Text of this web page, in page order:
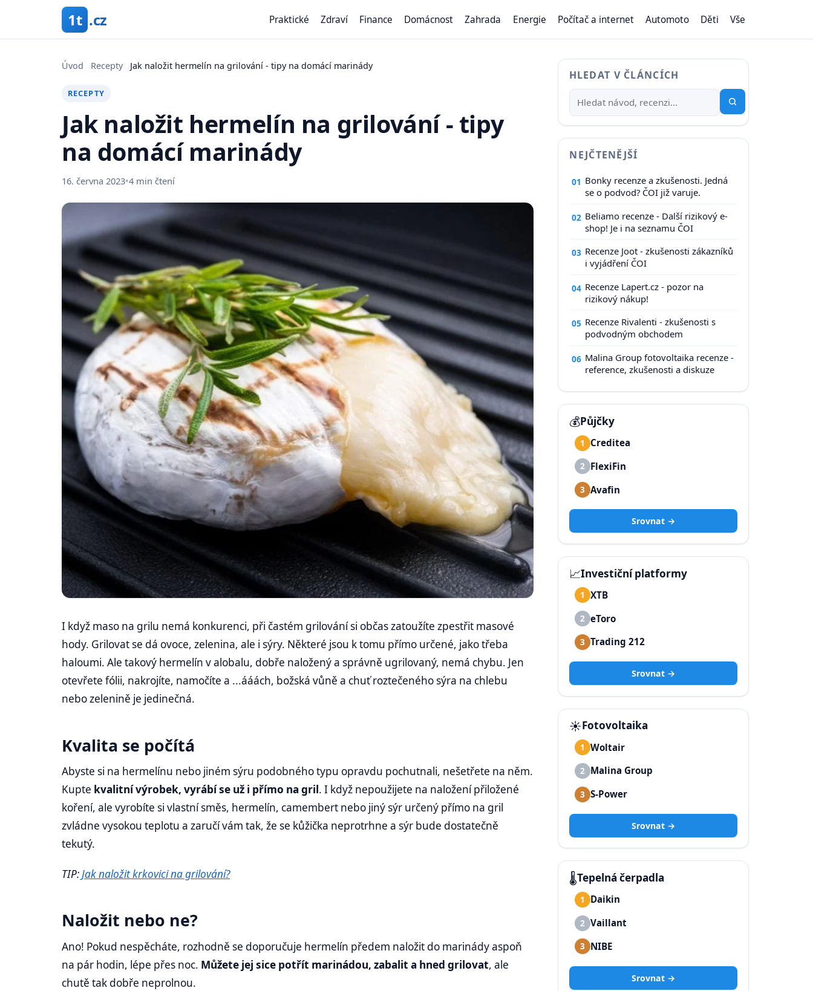
1t .cz Praktické Zdraví Finance Domácnost Zahrada Energie Počítač a internet Automoto Děti Vše
Úvod ›Recepty ›Jak naložit hermelín na grilování - tipy na domácí marinády
RECEPTY
Jak naložit hermelín na grilování - tipy
na domácí marinády
16. června 2023•4 min čtení
I když maso na grilu nemá konkurenci, při častém grilování si občas zatoužíte zpestřit masové
hody. Grilovat se dá ovoce, zelenina, ale i sýry. Některé jsou k tomu přímo určené, jako třeba
haloumi. Ale takový hermelín v alobalu, dobře naložený a správně ugrilovaný, nemá chybu. Jen
otevřete fólii, nakrojíte, namočíte a ...ááách, božská vůně a chuť roztečeného sýra na chlebu
nebo zelenině je jedinečná.
Kvalita se počítá
Abyste si na hermelínu nebo jiném sýru podobného typu opravdu pochutnali, nešetřete na něm.
Kupte kvalitní výrobek, vyrábí se už i přímo na gril. I když nepoužijete na naložení přiložené
koření, ale vyrobíte si vlastní směs, hermelín, camembert nebo jiný sýr určený přímo na gril
zvládne vysokou teplotu a zaručí vám tak, že se kůžička neprotrhne a sýr bude dostatečně
tekutý.
TIP:Jak naložit krkovici na grilování?
Naložit nebo ne?
Ano! Pokud nespěcháte, rozhodně se doporučuje hermelín předem naložit do marinády aspoň
na pár hodin, lépe přes noc. Můžete jej sice potřít marinádou, zabalit a hned grilovat, ale
chutě tak dobře neprolnou.
HLEDAT V ČLÁNCÍCH
NEJČTENĚJŠÍ
01 Bonky recenze a zkušenosti. Jedná
se o podvod? ČOI již varuje.
02 Beliamo recenze - Další rizikový e-
shop! Je i na seznamu ČOI
03 Recenze Joot - zkušenosti zákazníků
i vyjádření ČOI
04 Recenze Lapert.cz - pozor na
rizikový nákup!
05 Recenze Rivalenti - zkušenosti s
podvodným obchodem
06 Malina Group fotovoltaika recenze -
reference, zkušenosti a diskuze
💰Půjčky
1 Creditea
2 FlexiFin
3 Avafin
Srovnat →
📈Investiční platformy
1 XTB
2 eToro
3 Trading 212
Srovnat →
☀️Fotovoltaika
1 Woltair
2 Malina Group
3 S-Power
Srovnat →
🌡️Tepelná čerpadla
1 Daikin
2 Vaillant
3 NIBE
Srovnat →